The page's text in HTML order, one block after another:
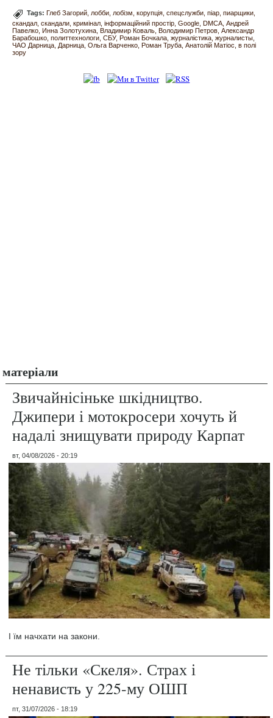
Tags: Глеб Загорий лобби лобізм корупція спецслужби піар пиарщики
скандал скандали кримінал інформаційний простір Google DMCA Андрей
Павелко Инна Золотухина Владимир Коваль Володимир Петров Александр
Барабошко политтехнологи СБУ Роман Бочкала журналістика журналисты
ЧАО Дарница Дарница Ольга Варченко Роман Труба Анатолій Матіос
в полі
зору
матеріали
Звичайнісіньке шкідництво.
Джипери і мотокросери хочуть й
надалі знищувати природу Карпат
вт, 04/08/2026 - 20:19
І їм начхати на закони.
Не тільки «Скеля». Страх і
ненависть у 225-му ОШП
пт, 31/07/2026 - 18:19